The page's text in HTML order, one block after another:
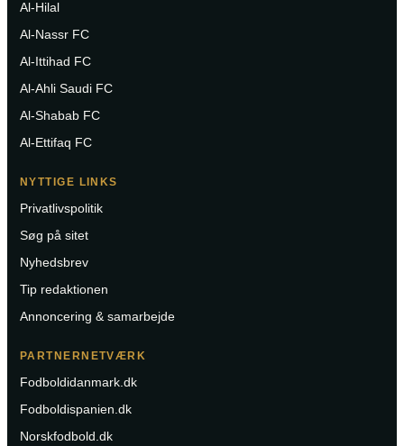
Al-Hilal
Al-Nassr FC
Al-Ittihad FC
Al-Ahli Saudi FC
Al-Shabab FC
Al-Ettifaq FC
NYTTIGE LINKS
Privatlivspolitik
Søg på sitet
Nyhedsbrev
Tip redaktionen
Annoncering & samarbejde
PARTNERNETVÆRK
Fodboldidanmark.dk
Fodboldispanien.dk
Norskfodbold.dk